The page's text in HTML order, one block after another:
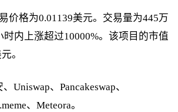
价格为0.01139美元。交易量为445万
时内上涨超过10000%。该项目的市值
。
Uniswap、Pancakeswap、
、Meteora。